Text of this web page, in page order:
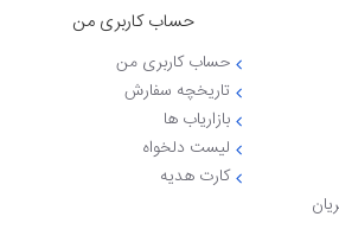
حساب کاربری من
حساب کاربری من
تاریخچه سفارش
بازاریاب ها
لیست دلخواه
کارت هدیه